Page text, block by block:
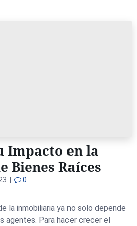
Impacto en la
Bienes Raíces
| 0
la inmobiliaria ya no solo depende
agentes. Para hacer crecer el